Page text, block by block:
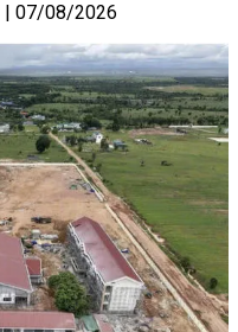
07/08/2026